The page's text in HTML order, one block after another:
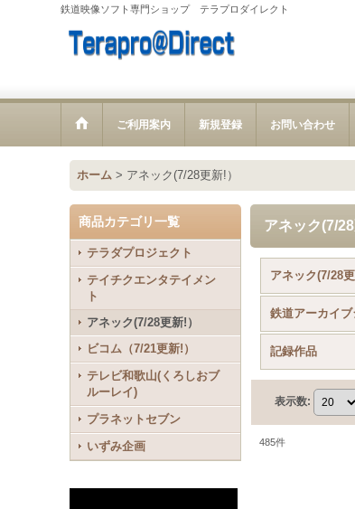
鉄道映像ソフト専門ショップ テラプロダイレクト
ご利用案内 新規登録 お問い合わせ
ホーム > アネック(7/28更新!）
商品カテゴリ一覧
テラダプロジェクト
テイチクエンタテイメン
ト
アネック(7/28更新!）
ビコム（7/21更新!）
テレビ和歌山(くろしおブ
ルーレイ)
プラネットセブン
いずみ企画
アネック(7/28
鉄道アーカイ
記録作品
表示数:
485件